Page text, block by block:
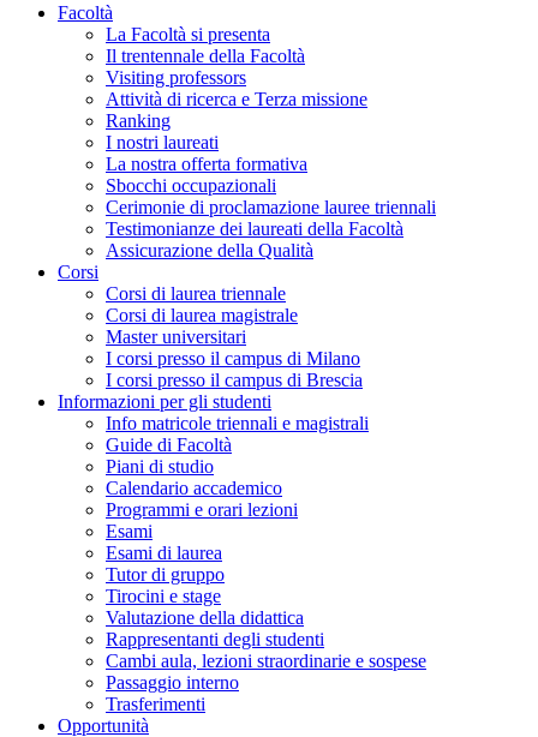
Facoltà
La Facoltà si presenta
Il trentennale della Facoltà
Visiting professors
Attività di ricerca e Terza missione
Ranking
I nostri laureati
La nostra offerta formativa
Sbocchi occupazionali
Cerimonie di proclamazione lauree triennali
Testimonianze dei laureati della Facoltà
Assicurazione della Qualità
Corsi
Corsi di laurea triennale
Corsi di laurea magistrale
Master universitari
I corsi presso il campus di Milano
I corsi presso il campus di Brescia
Informazioni per gli studenti
Info matricole triennali e magistrali
Guide di Facoltà
Piani di studio
Calendario accademico
Programmi e orari lezioni
Esami
Esami di laurea
Tutor di gruppo
Tirocini e stage
Valutazione della didattica
Rappresentanti degli studenti
Cambi aula, lezioni straordinarie e sospese
Passaggio interno
Trasferimenti
Opportunità